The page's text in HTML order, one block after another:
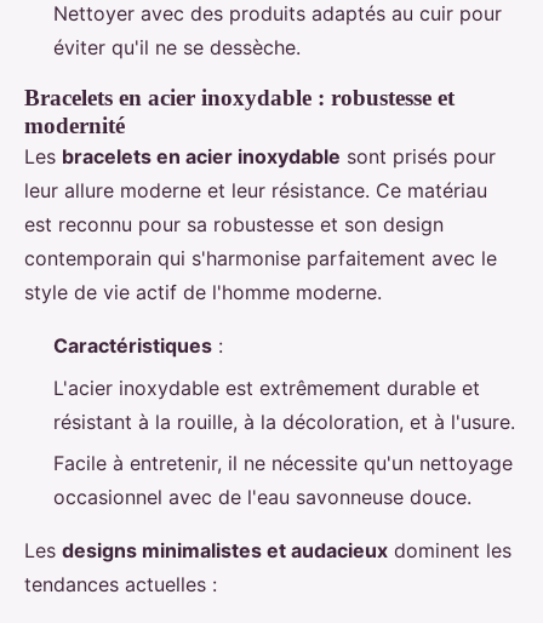
Nettoyer avec des produits adaptés au cuir pour
éviter qu'il ne se dessèche.
Bracelets en acier inoxydable : robustesse et
modernité
Les bracelets en acier inoxydable sont prisés pour
leur allure moderne et leur résistance. Ce matériau
est reconnu pour sa robustesse et son design
contemporain qui s'harmonise parfaitement avec le
style de vie actif de l'homme moderne.
Caractéristiques :
L'acier inoxydable est extrêmement durable et
résistant à la rouille, à la décoloration, et à l'usure.
Facile à entretenir, il ne nécessite qu'un nettoyage
occasionnel avec de l'eau savonneuse douce.
Les designs minimalistes et audacieux dominent les
tendances actuelles :